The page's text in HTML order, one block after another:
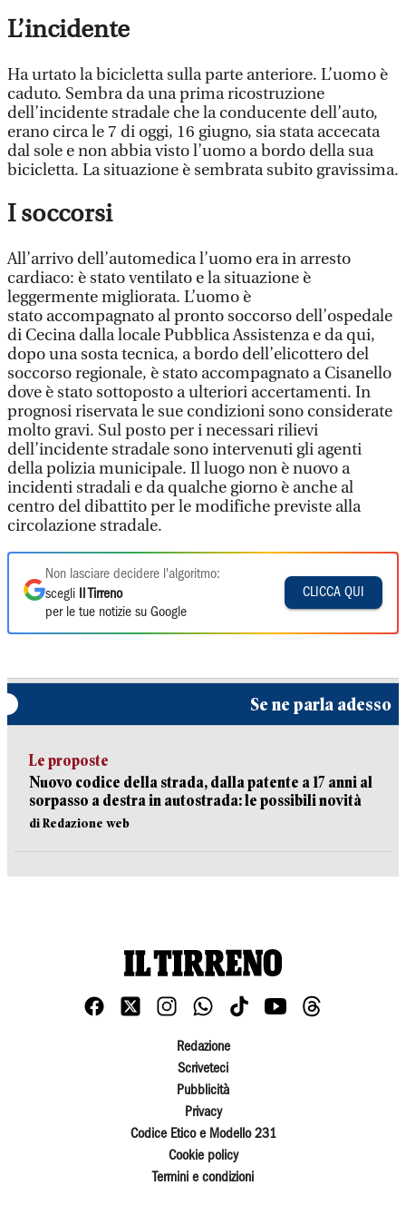
L’incidente
Ha urtato la bicicletta sulla parte anteriore. L’uomo è
caduto. Sembra da una prima ricostruzione
dell’incidente stradale che la conducente dell’auto,
erano circa le 7 di oggi, 16 giugno, sia stata accecata
dal sole e non abbia visto l’uomo a bordo della sua
bicicletta. La situazione è sembrata subito gravissima.
I soccorsi
All’arrivo dell’automedica l’uomo era in arresto
cardiaco: è stato ventilato e la situazione è
leggermente migliorata. L’uomo è
stato accompagnato al pronto soccorso dell’ospedale
di Cecina dalla locale Pubblica Assistenza e da qui,
dopo una sosta tecnica, a bordo dell’elicottero del
soccorso regionale, è stato accompagnato a Cisanello
dove è stato sottoposto a ulteriori accertamenti. In
prognosi riservata le sue condizioni sono considerate
molto gravi. Sul posto per i necessari rilievi
dell’incidente stradale sono intervenuti gli agenti
della polizia municipale. Il luogo non è nuovo a
incidenti stradali e da qualche giorno è anche al
centro del dibattito per le modifiche previste alla
circolazione stradale.
Non lasciare decidere l'algoritmo:
scegli
Il Tirreno
per le tue notizie su Google
CLICCA QUI
Se ne parla adesso
Le proposte
Nuovo codice della strada, dalla patente a 17 anni al
sorpasso a destra in autostrada: le possibili novità
di Redazione web
Redazione
Scriveteci
Pubblicità
Privacy
Codice Etico e Modello 231
Cookie policy
Termini e condizioni